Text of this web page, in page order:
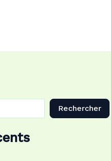
Rechercher